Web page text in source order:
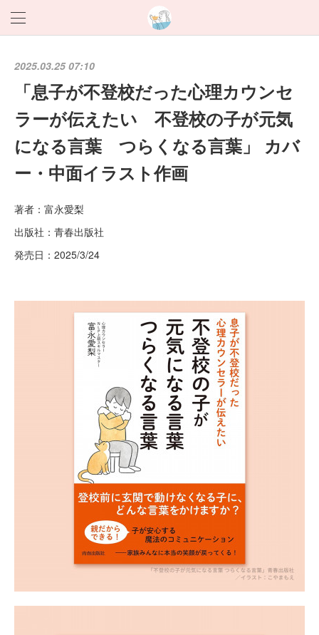
2025.03.25 07:10
「息子が不登校だった心理カウンセ
ラーが伝えたい 不登校の子が元気
になる言葉 つらくなる言葉」 カバ
ー・中面イラスト作画
著者：富永愛梨
出版社：青春出版社
発売日：2025/3/24